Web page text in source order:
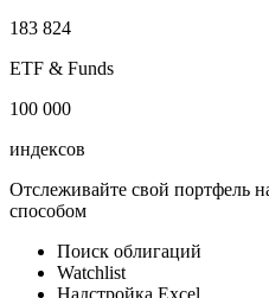
183 824
ETF & Funds
100 000
индексов
Отслеживайте свой портфель
способом
Поиск облигаций
Watchlist